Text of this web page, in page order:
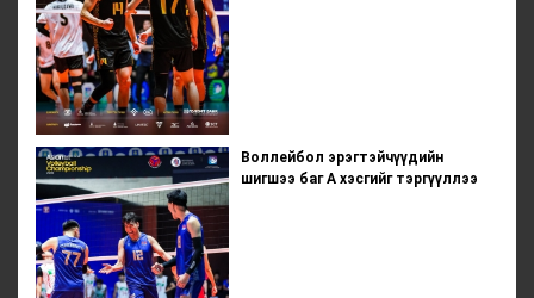
Воллейбол эрэгтэйчүүдийн
шигшээ баг А хэсгийг тэргүүллээ